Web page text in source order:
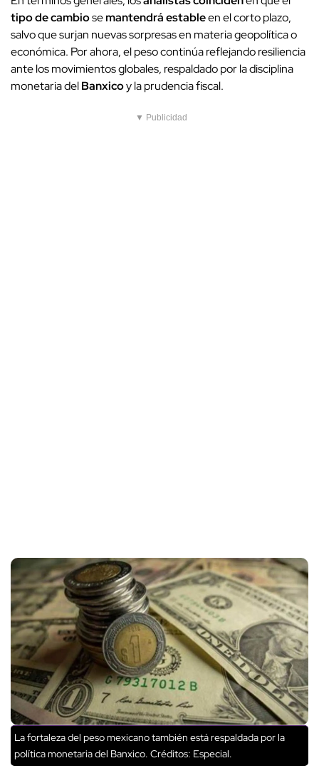
tipo de cambiosemantendrá estableen el corto plazo,
salvo que surjan nuevas sorpresas en materia geopolítica o
económica. Por ahora, el peso continúa reflejando resiliencia
ante los movimientos globales, respaldado por la disciplina
monetaria delBanxicoy la prudencia fiscal.
▼ Publicidad
La fortaleza del peso mexicano también está respaldada por la
política monetaria del Banxico. Créditos: Especial.